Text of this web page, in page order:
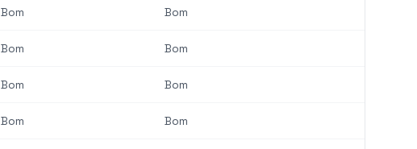
Bom Bom
Bom Bom
Bom Bom
Bom Bom